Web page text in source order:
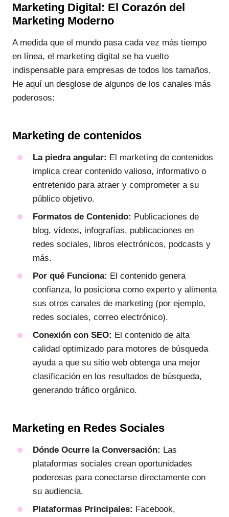
Marketing Digital: El Corazón del
Marketing Moderno
A medida que el mundo pasa cada vez más tiempo
en línea, el marketing digital se ha vuelto
indispensable para empresas de todos los tamaños.
He aquí un desglose de algunos de los canales más
poderosos:
Marketing de contenidos
La piedra angular: El marketing de contenidos
implica crear contenido valioso, informativo o
entretenido para atraer y comprometer a su
público objetivo.
Formatos de Contenido: Publicaciones de
blog, vídeos, infografías, publicaciones en
redes sociales, libros electrónicos, podcasts y
más.
Por qué Funciona: El contenido genera
confianza, lo posiciona como experto y alimenta
sus otros canales de marketing (por ejemplo,
redes sociales, correo electrónico).
Conexión con SEO: El contenido de alta
calidad optimizado para motores de búsqueda
ayuda a que su sitio web obtenga una mejor
clasificación en los resultados de búsqueda,
generando tráfico orgánico.
Marketing en Redes Sociales
Dónde Ocurre la Conversación: Las
plataformas sociales crean oportunidades
poderosas para conectarse directamente con
su audiencia.
Plataformas Principales: Facebook,